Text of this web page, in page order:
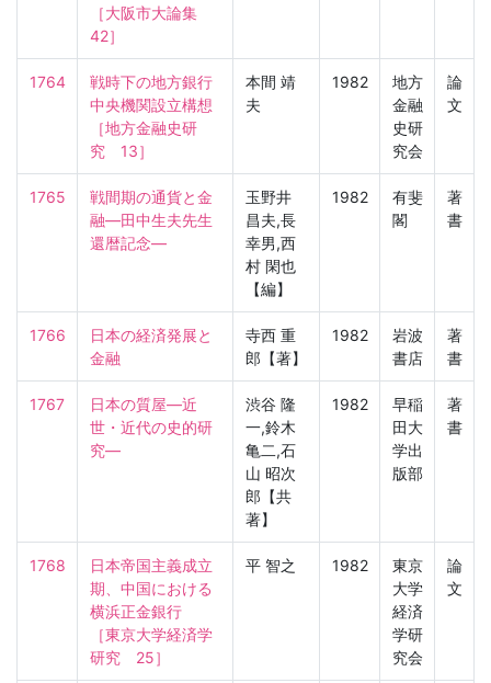
［大阪市大論集
42］
1764
戦時下の地方銀行
中央機関設立構想
［地方金融史研
究　13］
本間 靖
夫
1982
地方
金融
史研
究会
論
文
1765
戦間期の通貨と金
融—田中生夫先生
還暦記念—
玉野井
昌夫,長
幸男,西
村 閑也
【編】
1982
有斐
閣
著
書
1766
日本の経済発展と
金融
寺西 重
郎【著】
1982
岩波
書店
著
書
1767
日本の質屋—近
世・近代の史的研
究—
渋谷 隆
一,鈴木
亀二,石
山 昭次
郎【共
著】
1982
早稲
田大
学出
版部
著
書
1768
日本帝国主義成立
期、中国における
横浜正金銀行
［東京大学経済学
研究　25］
平 智之 1982
東京
大学
経済
学研
究会
論
文